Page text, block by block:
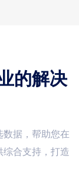
的解决
数据，帮助您在
综合支持，打造